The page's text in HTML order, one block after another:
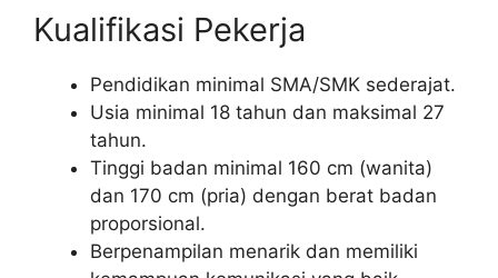
Kualifikasi Pekerja
Pendidikan minimal SMA/SMK sederajat.
Usia minimal 18 tahun dan maksimal 27
tahun.
Tinggi badan minimal 160 cm (wanita)
dan 170 cm (pria) dengan berat badan
proporsional.
Berpenampilan menarik dan memiliki